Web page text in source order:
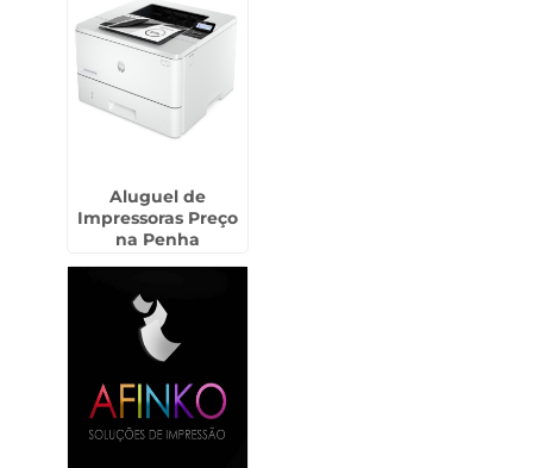
Aluguel de
Impressoras Preço
na Penha